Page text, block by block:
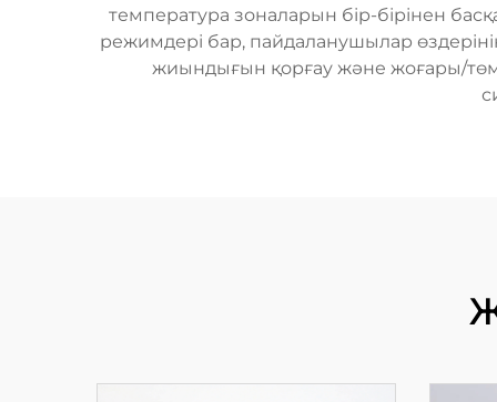
температура зоналарын бір-бірінен
режимдері бар, пайдаланушылар
жиындығын қорғау және жоғары/